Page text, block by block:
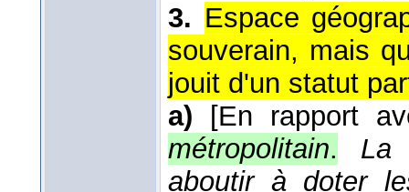
3. Espace
souverain, mais
jouit d'un statut
a)
[En rapport
métropolitain.
La
aboutir à doter